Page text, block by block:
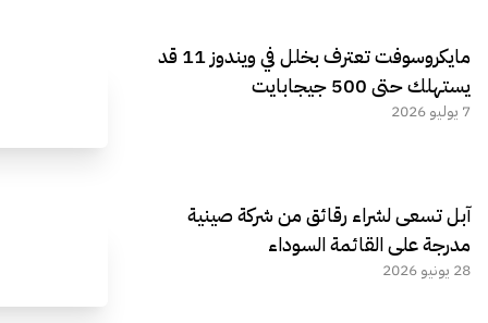
مايكروسوفت تعترف بخلل في ويندوز 11 قد
يستهلك حتى 500 جيجابايت
7 يوليو 2026
آبل تسعى لشراء رقائق من شركة صينية
مدرجة على القائمة السوداء
28 يونيو 2026